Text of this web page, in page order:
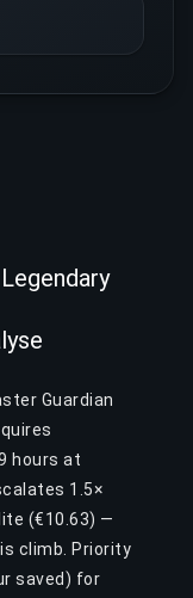
Guardian
hours at
1.5×
(€10.63) —
climb. Priority
saved) for